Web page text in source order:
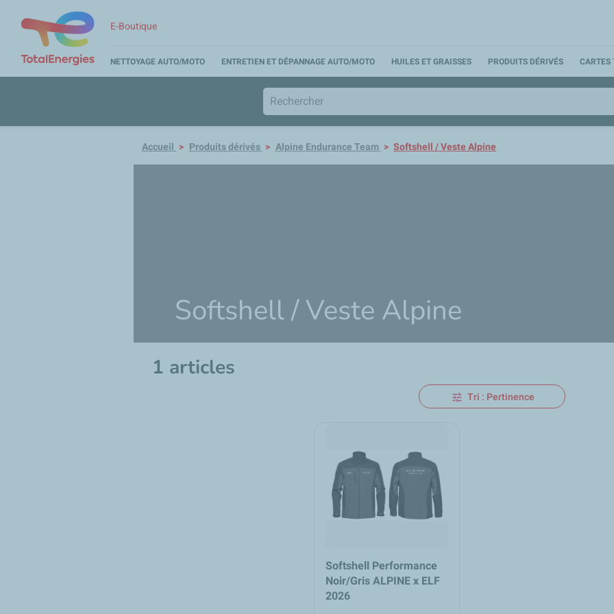
E-Boutique
NETTOYAGE AUTO/MOTO ENTRETIEN ET DÉPANNAGE AUTO/MOTO HUILES ET GRAISSES PRODUITS DÉRIVÉS CARTES
Accueil Produits dérivés Alpine Endurance Team Softshell / Veste Alpine
Softshell / Veste Alpine
1 articles
Tri : Pertinence
Softshell Performance
Noir/Gris ALPINE x ELF
2026